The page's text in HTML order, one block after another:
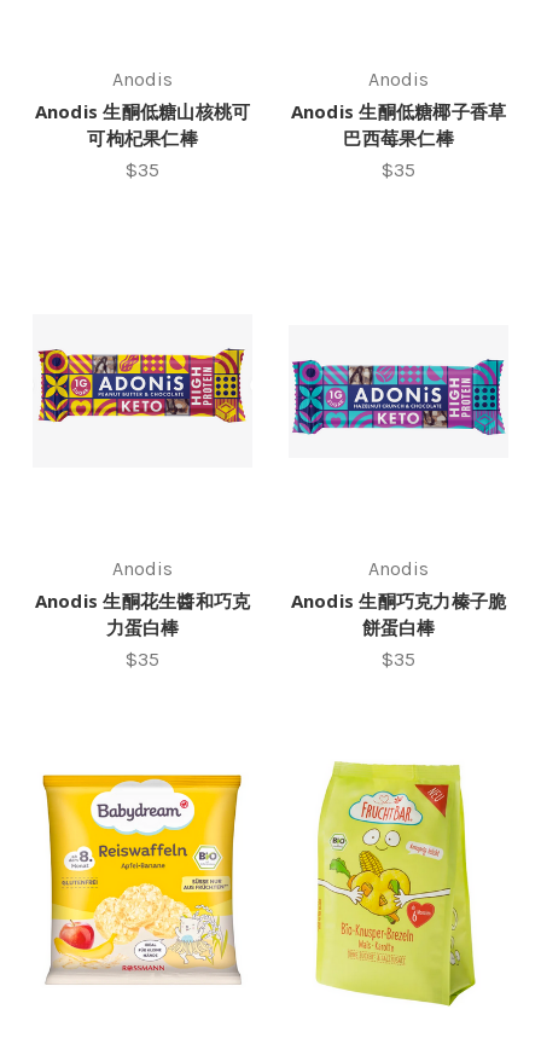
Anodis
Anodis 生酮低糖山核桃可
可枸杞果仁棒
$35
Anodis
Anodis 生酮低糖椰子香草
巴西莓果仁棒
$35
Anodis
Anodis 生酮花生醬和巧克
力蛋白棒
$35
Anodis
Anodis 生酮巧克力榛子脆
餅蛋白棒
$35